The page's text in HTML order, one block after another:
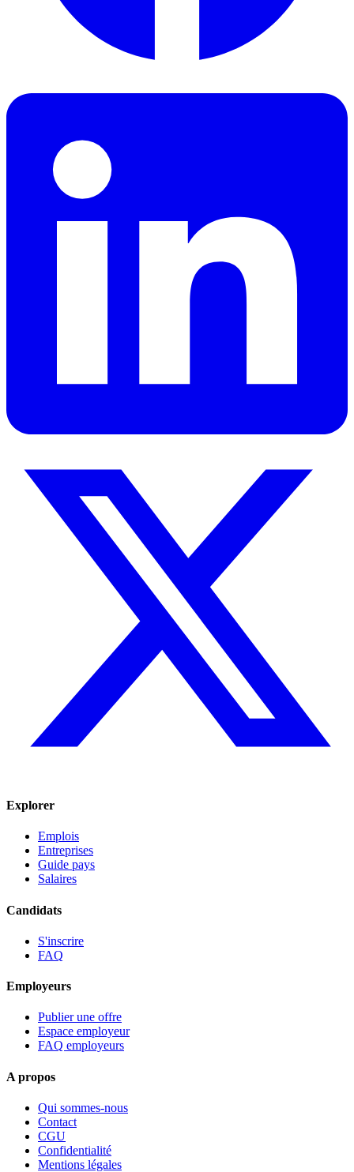
Explorer
Emplois
Entreprises
Guide pays
Salaires
Candidats
S'inscrire
FAQ
Employeurs
Publier une offre
Espace employeur
FAQ employeurs
A propos
Qui sommes-nous
Contact
CGU
Confidentialité
Mentions légales